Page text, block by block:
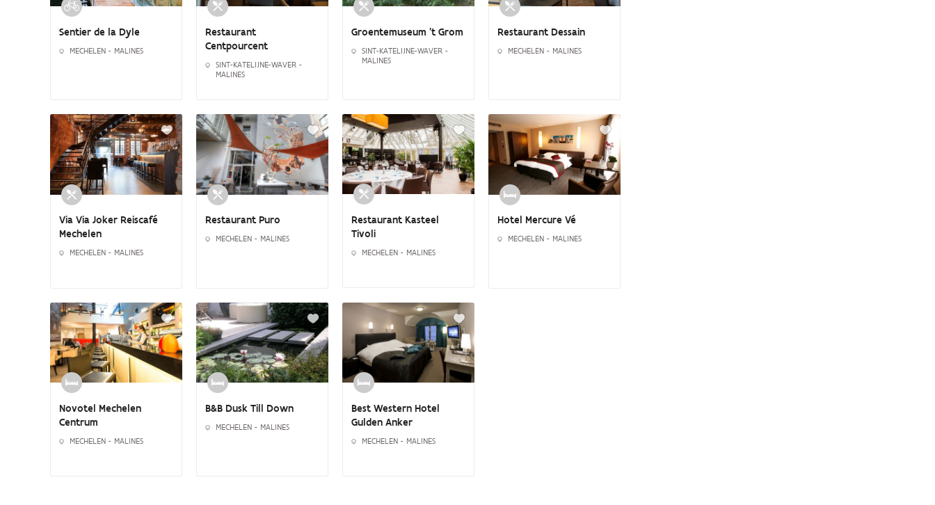
Sentier de la Dyle
MECHELEN - MALINES
Restaurant
Centpourcent
SINT-KATELIJNE-WAVER -
MALINES
Groentemuseum 't Grom
SINT-KATELIJNE-WAVER -
MALINES
Restaurant Dessain
MECHELEN - MALINES
Via Via Joker Reiscafé
Mechelen
MECHELEN - MALINES
Restaurant Puro
MECHELEN - MALINES
Restaurant Kasteel
Tivoli
MECHELEN - MALINES
Hotel Mercure Vé
MECHELEN - MALINES
Novotel Mechelen
Centrum
MECHELEN - MALINES
B&B Dusk Till Down
MECHELEN - MALINES
Best Western Hotel
Gulden Anker
MECHELEN - MALINES